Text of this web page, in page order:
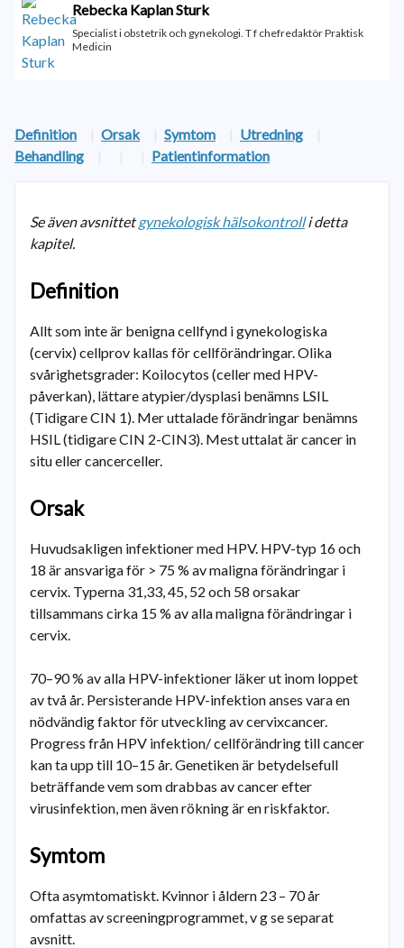
Rebecka Kaplan Sturk
Specialist i obstetrik och gynekologi. T f chefredaktör Praktisk
Medicin
Definition | Orsak | Symtom | Utredning
|
Behandling
| | | Patientinformation
Se även avsnittetgynekologisk hälsokontrolli detta
kapitel.
Definition
Allt som inte är benigna cellfynd i gynekologiska
(cervix) cellprov kallas för cellförändringar. Olika
svårighetsgrader: Koilocytos (celler med HPV-
påverkan), lättare atypier/dysplasi benämns LSIL
(Tidigare CIN 1). Mer uttalade förändringar benämns
HSIL (tidigare CIN 2-CIN3). Mest uttalat är cancer in
situ eller cancerceller.
Orsak
Huvudsakligen infektioner med HPV. HPV-typ 16 och
18 är ansvariga för > 75 % av maligna förändringar i
cervix. Typerna 31,33, 45, 52 och 58 orsakar
tillsammans cirka 15 % av alla maligna förändringar i
cervix.
70–90 % av alla HPV-infektioner läker ut inom loppet
av två år. Persisterande HPV-infektion anses vara en
nödvändig faktor för utveckling av cervixcancer.
Progress från HPV infektion/ cellförändring till cancer
kan ta upp till 10–15 år. Genetiken är betydelsefull
beträffande vem som drabbas av cancer efter
virusinfektion, men även rökning är en riskfaktor.
Symtom
Ofta asymtomatiskt. Kvinnor i åldern 23 – 70 år
omfattas av screeningprogrammet, v g se separat
avsnitt.